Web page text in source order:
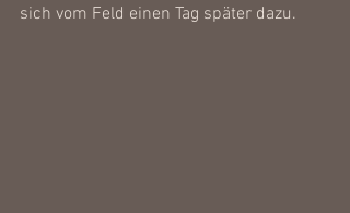
sich vom Feld einen Tag später dazu.